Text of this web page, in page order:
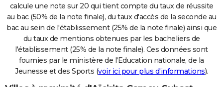
calcule une note sur 20 qui tient compte du taux de réussite
au bac (50% de la note finale), du taux d'accès de la seconde au
bac au sein de l'établissement (25% de la note finale) ainsi que
du taux de mentions obtenues par les bacheliers de
l'établissement (25% de la note finale). Ces données sont
fournies par le ministère de l'Education nationale, de la
Jeunesse et des Sports (voir ici pour plus d'informations).